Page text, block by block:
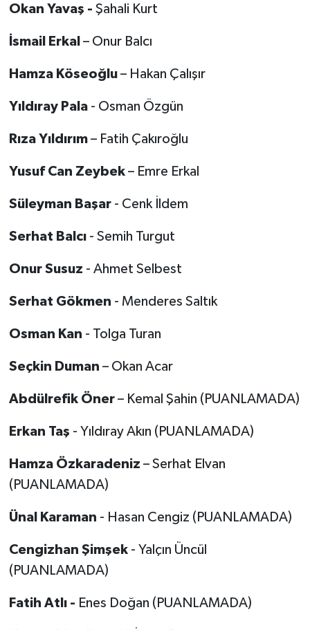
Okan Yavaş - Şahali Kurt
İsmail Erkal – Onur Balcı
Hamza Köseoğlu – Hakan Çalışır
Yıldıray Pala - Osman Özgün
Rıza Yıldırım– Fatih Çakıroğlu
Yusuf Can Zeybek– Emre Erkal
Süleyman Başar - Cenk İldem
Serhat Balcı - Semih Turgut
Onur Susuz - Ahmet Selbest
Serhat Gökmen - Menderes Saltık
Osman Kan - Tolga Turan
Seçkin Duman – Okan Acar
Abdülrefik Öner – Kemal Şahin (PUANLAMADA)
Erkan Taş - Yıldıray Akın (PUANLAMADA)
Hamza Özkaradeniz – Serhat Elvan
(PUANLAMADA)
Ünal Karaman - Hasan Cengiz (PUANLAMADA)
Cengizhan Şimşek- Yalçın Üncül
(PUANLAMADA)
Fatih Atlı - Enes Doğan (PUANLAMADA)